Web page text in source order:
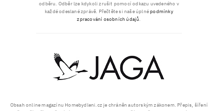
Obsah online magazínu Homebydleni.cz je chráněn autorským zákonem. Přepis, šíření
odběru. Odběr lze kdykoli zrušit pomocí odkazu uvedeného v
každé odeslané zprávě. Přečtěte si naše úplnépodmínky
zpracování osobních údajů.